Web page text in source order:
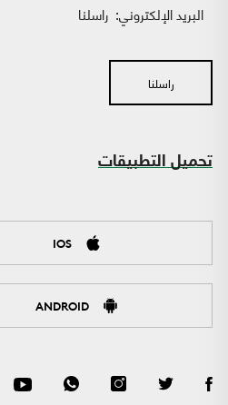
البريد الإلكتروني: راسلنا
راسلنا
تحميل التطبيقات
IOS
ANDROID